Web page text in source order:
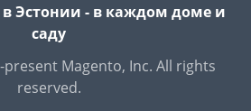
Эстонии - в каждом доме и
саду
Magento, Inc. All rights
reserved.